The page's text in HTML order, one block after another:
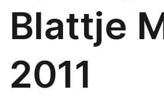
Blattje
2011